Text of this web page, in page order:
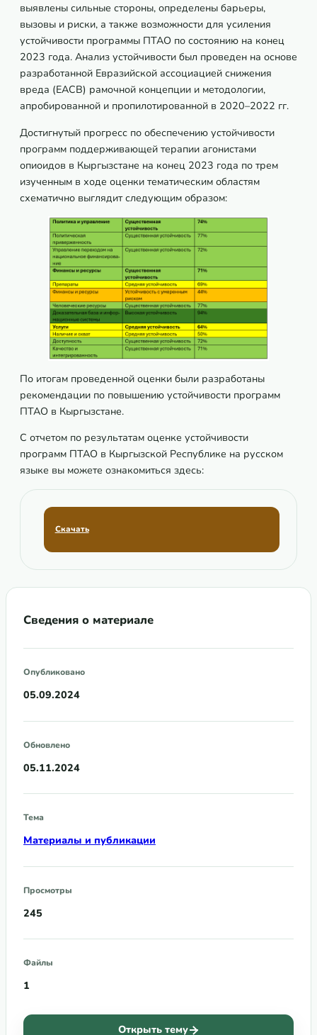
выявлены сильные стороны, определены барьеры,
вызовы и риски, а также возможности для усиления
устойчивости программы ПТАО по состоянию на конец
2023 года. Анализ устойчивости был проведен на основе
разработанной Евразийской ассоциацией снижения
вреда (ЕАСВ) рамочной концепции и методологии,
апробированной и пропилотированной в 2020–2022 гг.
Достигнутый прогресс по обеспечению устойчивости
программ поддерживающей терапии агонистами
опиоидов в Кыргызстане на конец 2023 года по трем
изученным в ходе оценки тематическим областям
схематично выглядит следующим образом:
По итогам проведенной оценки были разработаны
рекомендации по повышению устойчивости программ
ПТАО в Кыргызстане.
С отчетом по результатам оценке устойчивости
программ ПТАО в Кыргызской Республике на русском
языке вы можете ознакомиться здесь:
Скачать
Сведения о материале
Опубликовано
05.09.2024
Обновлено
05.11.2024
Тема
Материалы и публикации
Просмотры
245
Файлы
1
Открыть тему